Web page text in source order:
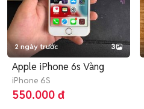
2 ngày trước 3
Apple iPhone 6s Vàng
iPhone 6S
550.000 đ